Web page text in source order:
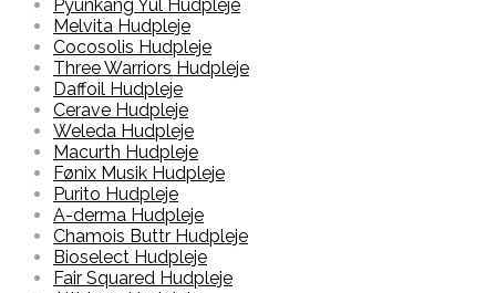
Pyunkang Yul Hudpleje
Melvita Hudpleje
Cocosolis Hudpleje
Three Warriors Hudpleje
Daffoil Hudpleje
Cerave Hudpleje
Weleda Hudpleje
Macurth Hudpleje
Fønix Musik Hudpleje
Purito Hudpleje
A-derma Hudpleje
Chamois Buttr Hudpleje
Bioselect Hudpleje
Fair Squared Hudpleje